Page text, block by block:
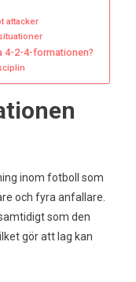
attacker
4-2-4-formationen?
inom fotboll som
och fyra anfallare.
som den
gör att lag kan